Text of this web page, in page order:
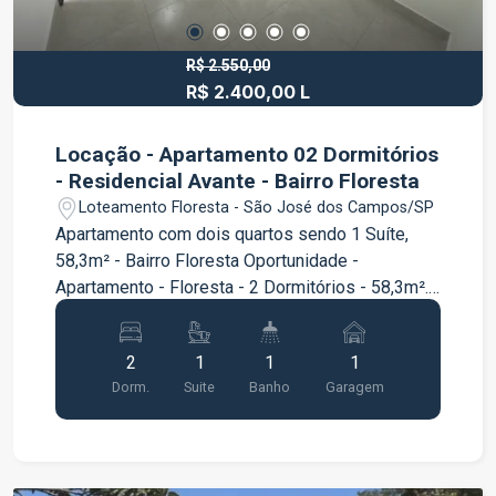
R$ 2.550,00
R$ 2.400,00 L
Locação - Apartamento 02 Dormitórios
- Residencial Avante - Bairro Floresta
Loteamento Floresta - São José dos Campos/SP
Apartamento com dois quartos sendo 1 Suíte,
58,3m² - Bairro Floresta Oportunidade -
Apartamento - Floresta - 2 Dormitórios - 58,3m².
Conheça o Apartamento no Floresta em São José
dos Campos, uma oportunidade imperdível para
viver com conforto e praticidade! Este
Apartamento de 58,3m² está estrategicamente
localizado próximo a comércios, escolas,
2
Dorm.
1
Suite
1
Banho
1
Garagem